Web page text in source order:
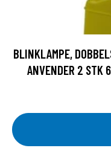
BLINKLAMPE,
ANVENDER 2 STK